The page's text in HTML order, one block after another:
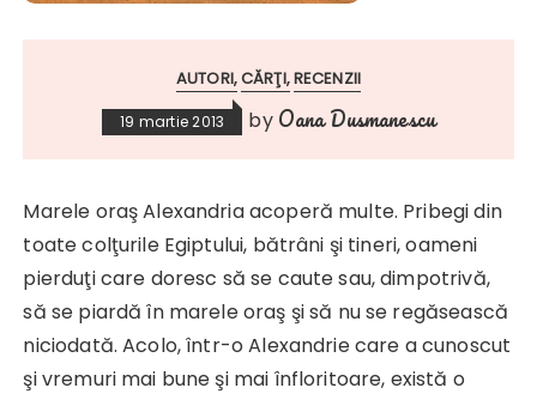
AUTORI CĂRŢI RECENZII
19 martie 2013 by Oana Dusmanescu
Marele oraş Alexandria acoperă multe. Pribegi din
toate colţurile Egiptului, bătrâni şi tineri, oameni
pierduţi care doresc să se caute sau, dimpotrivă,
să se piardă în marele oraş şi să nu se regăsească
niciodată. Acolo, într-o Alexandrie care a cunoscut
şi vremuri mai bune şi mai înfloritoare, există o